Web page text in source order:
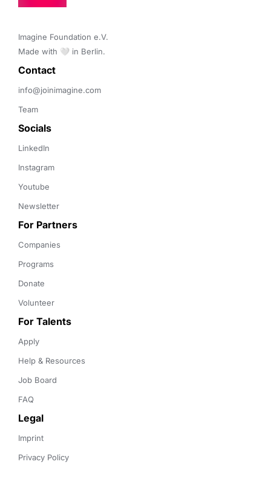
Imagine Foundation e.V.
Made with 🤍 in Berlin.
Contact
info@joinimagine.com
Team
Socials
LinkedIn
Instagram
Youtube
Newsletter
For Partners
Companies
Programs
Donate
Volunteer
For Talents
Apply
Help & Resources
Job Board
FAQ
Legal
Imprint
Privacy Policy